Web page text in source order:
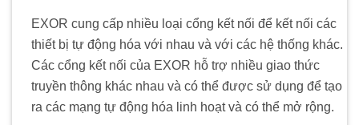
EXOR cung cấp nhiều loại cổng kết nối để kết nối các
thiết bị tự động hóa với nhau và với các hệ thống khác.
Các cổng kết nối của EXOR hỗ trợ nhiều giao thức
truyền thông khác nhau và có thể được sử dụng để tạo
ra các mạng tự động hóa linh hoạt và có thể mở rộng.